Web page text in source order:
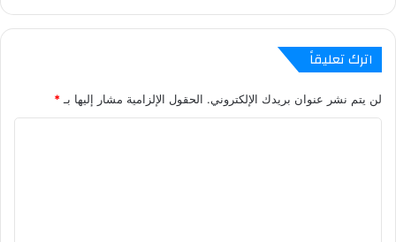
اترك تعليقاً
لن يتم نشر عنوان بريدك الإلكتروني. الحقول الإلزامية مشار إليها بـ*